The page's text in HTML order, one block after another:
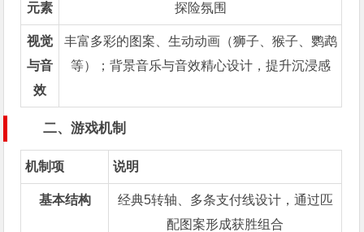
元素
探险氛围
视觉
与音
效
丰富多彩的图案、生动动画（狮子、猴子、鹦鹉
等）；背景音乐与音效精心设计，提升沉浸感
二、游戏机制
机制项 说明
基本结构
经典5转轴、多条支付线设计，通过匹
配图案形成获胜组合